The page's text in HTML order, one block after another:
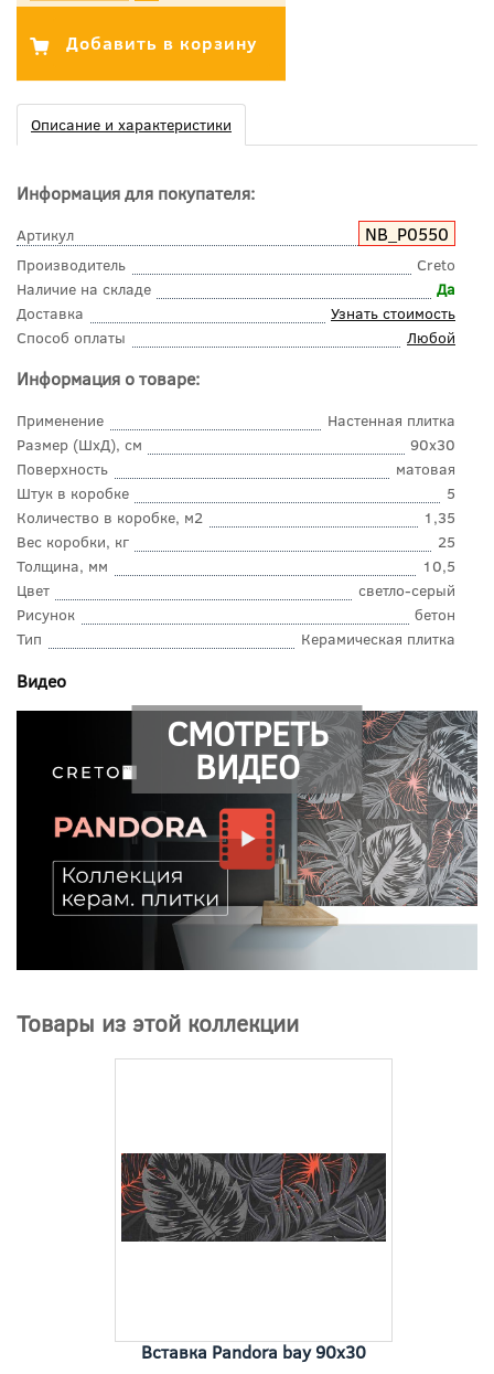
Описание и характеристики
Информация для покупателя:
Артикул NB_P0550
Производитель
Creto
Наличие на складе
Да
Доставка
Узнать стоимость
Способ оплаты
Любой
Информация о товаре:
Применение
Настенная плитка
Размер (ШхД), см
90x30
Поверхность
матовая
Штук в коробке
5
Количество в коробке, м2
1,35
Вес коробки, кг
25
Толщина, мм
10,5
Цвет
светло-серый
Рисунок
бетон
Тип
Керамическая плитка
Видео
СМОТРЕТЬ
ВИДЕО
Товары из этой коллекции
Вставка Pandora bay 90x30